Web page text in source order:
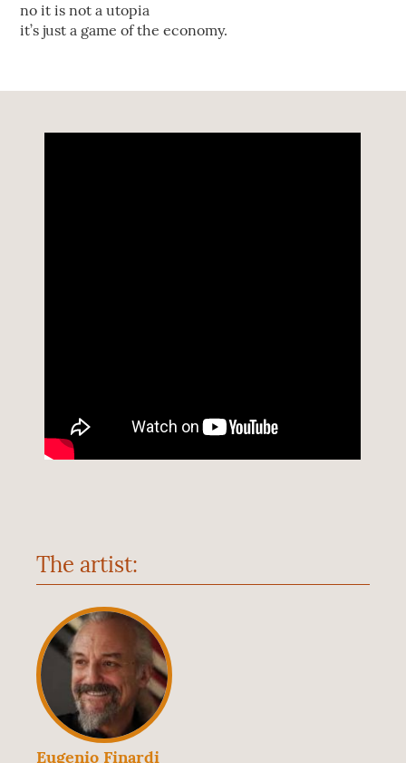
no it is not a utopia
it’s just a game of the economy.
The artist:
Eugenio Finardi